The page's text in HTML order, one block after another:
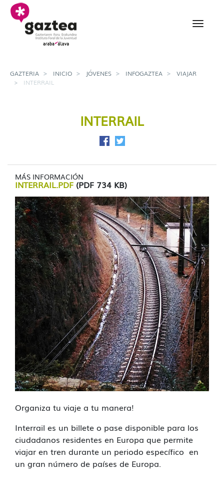
Saltar al contenido principal
Interrail - gazteria
GAZTERIA INICIO JÓVENES INFOGAZTEA
VIAJAR
INTERRAIL
INTERRAIL
Compartir en Facebook
Compartir en Twitter
MÁS INFORMACIÓN
INTERRAIL.PDF (PDF 734 KB)
Organiza tu viaje a tu manera!
Interrail es un billete o pase disponible para los
ciudadanos residentes en Europa que permite
viajar en tren durante un periodo específico en
un gran número de países de Europa.